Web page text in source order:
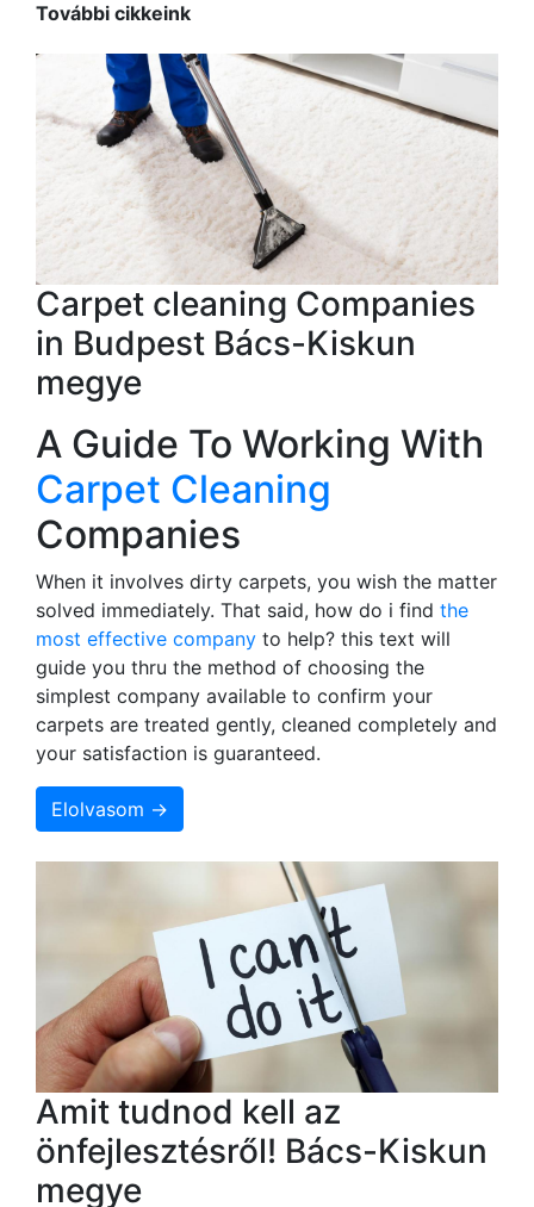
További cikkeink
Carpet cleaning Companies
in Budpest Bács-Kiskun
megye
A Guide To Working With
Carpet Cleaning
Companies
When it involves dirty carpets, you wish the matter
solved immediately. That said, how do i find the
most effective company to help? this text will
guide you thru the method of choosing the
simplest company available to confirm your
carpets are treated gently, cleaned completely and
your satisfaction is guaranteed.
Elolvasom →
Amit tudnod kell az
önfejlesztésről! Bács-Kiskun
megye